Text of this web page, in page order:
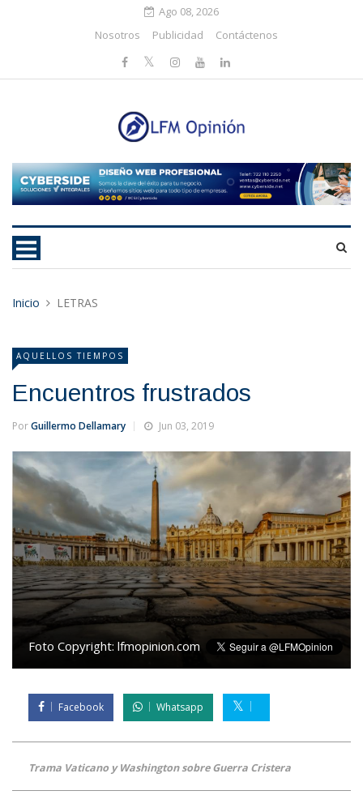
Ago 08, 2026
Nosotros
Publicidad Contáctenos
Inicio LETRAS
AQUELLOS TIEMPOS
Encuentros frustrados
PorGuillermo Dellamary Jun 03, 2019
Foto Copyright: lfmopinion.com
Facebook Whatsapp
Trama Vaticano y Washington sobre Guerra Cristera